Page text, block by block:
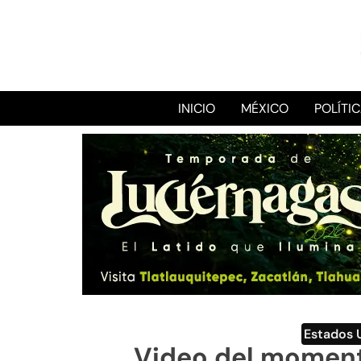
INICIO MÉXICO
Estados